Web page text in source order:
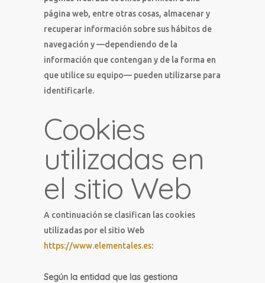
página web, entre otras cosas, almacenar y
recuperar información sobre sus hábitos de
navegación y —dependiendo de la
información que contengan y de la forma en
que utilice su equipo— pueden utilizarse para
identificarle.
Cookies
utilizadas en
el sitio Web
A continuación se clasifican las cookies
utilizadas por el sitio Web
https://www.elementales.es:
Según la entidad que las gestiona